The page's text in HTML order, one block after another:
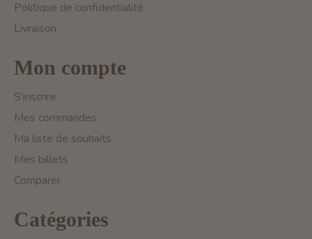
Politique de confidentialité
Livraison
Mon compte
S'inscrire
Mes commandes
Ma liste de souhaits
Mes billets
Comparer
Catégories